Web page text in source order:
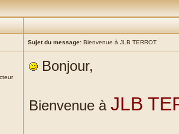
Sujet du message: Bienvenue à JLB TERROT
Bonjour,
Bienvenue à JLB